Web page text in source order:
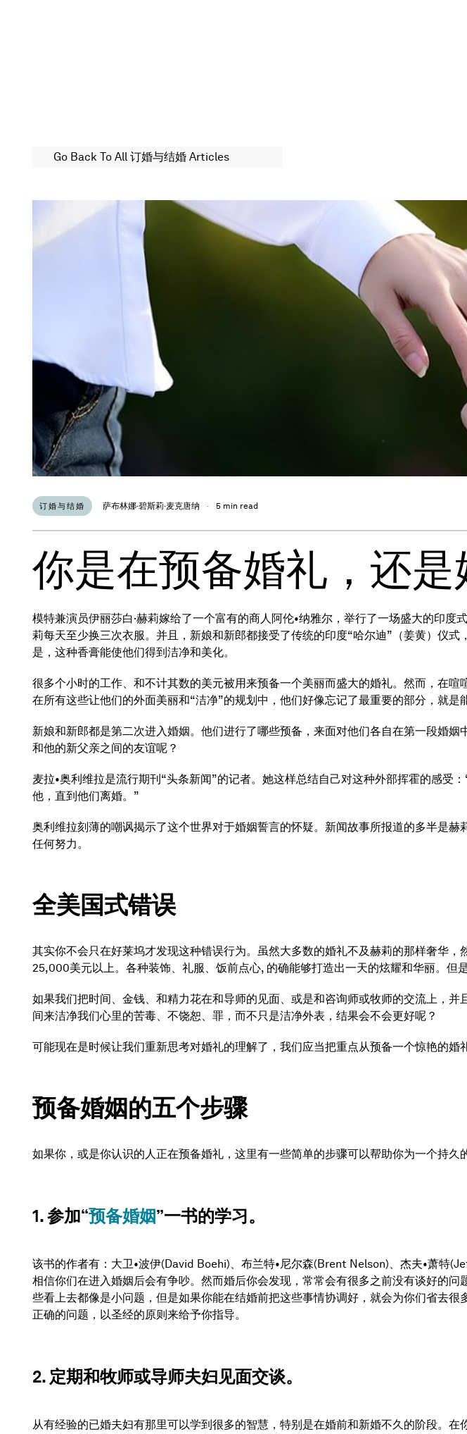
Go Back To All 订婚与结婚 Articles
订婚与结婚 萨布林娜·碧斯莉·麦克唐纳 · 5 min read
你是在预备婚礼，还是
模特兼演员伊丽莎白·赫莉嫁给了一个富有的商人阿伦•纳雅尔，举行了一场盛大的印
莉每天至少换三次衣服。并且，新娘和新郎都接受了传统的印度“哈尔迪”（姜黄）仪
是，这种香膏能使他们得到洁净和美化。
很多个小时的工作、和不计其数的美元被用来预备一个美丽而盛大的婚礼。然而，在
在所有这些让他们的外面美丽和“洁净”的规划中，他们好像忘记了最重要的部分，就是
新娘和新郎都是第二次进入婚姻。他们进行了哪些预备，来面对他们各自在第一段婚
和他的新父亲之间的友谊呢？
麦拉•奥利维拉是流行期刊“头条新闻”的记者。她这样总结自己对这种外部挥霍的感受
他，直到他们离婚。”
奥利维拉刻薄的嘲讽揭示了这个世界对于婚姻誓言的怀疑。新闻故事所报道的多半是
任何努力。
全美国式错误
其实你不会只在好莱坞才发现这种错误行为。虽然大多数的婚礼不及赫莉的那样奢华
25,000美元以上。各种装饰、礼服、饭前点心, 的确能够打造出一天的炫耀和华丽。
如果我们把时间、金钱、和精力花在和导师的见面、或是和咨询师或牧师的交流上，
间来洁净我们心里的苦毒、不饶恕、罪，而不只是洁净外表，结果会不会更好呢？
可能现在是时候让我们重新思考对婚礼的理解了，我们应当把重点从预备一个惊艳的婚
预备婚姻的五个步骤
如果你，或是你认识的人正在预备婚礼，这里有一些简单的步骤可以帮助你为一个持久
1. 参加“预备婚姻”一书的学习。
该书的作者有：大卫•波伊(David Boehi)、布兰特•尼尔森(Brent Nelson)、杰夫•萧特
相信你们在进入婚姻后会有争吵。然而婚后你会发现，常常会有很多之前没有谈好的
些看上去都像是小问题，但是如果你能在结婚前把这些事情协调好，就会为你们省去很
正确的问题，以圣经的原则来给予你指导。
2. 定期和牧师或导师夫妇见面交谈。
从有经验的已婚夫妇有那里可以学到很多的智慧，特别是在婚前和新婚不久的阶段。